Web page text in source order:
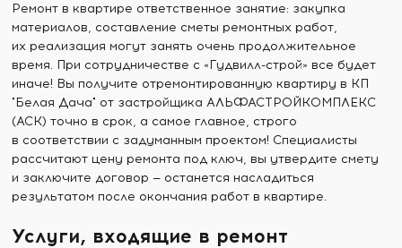
Ремонт в квартире ответственное занятие: закупка
материалов, составление сметы ремонтных работ,
их реализация могут занять очень продолжительное
время. При сотрудничестве с «Гудвилл-строй» все будет
иначе! Вы получите отремонтированную квартиру в КП
"Белая Дача" от застройщика АЛЬФАСТРОЙКОМПЛЕКС
(АСК) точно в срок, а самое главное, строго
в соответствии с задуманным проектом! Специалисты
рассчитают цену ремонта под ключ, вы утвердите смету
и заключите договор — останется насладиться
результатом после окончания работ в квартире.
Услуги, входящие в ремонт